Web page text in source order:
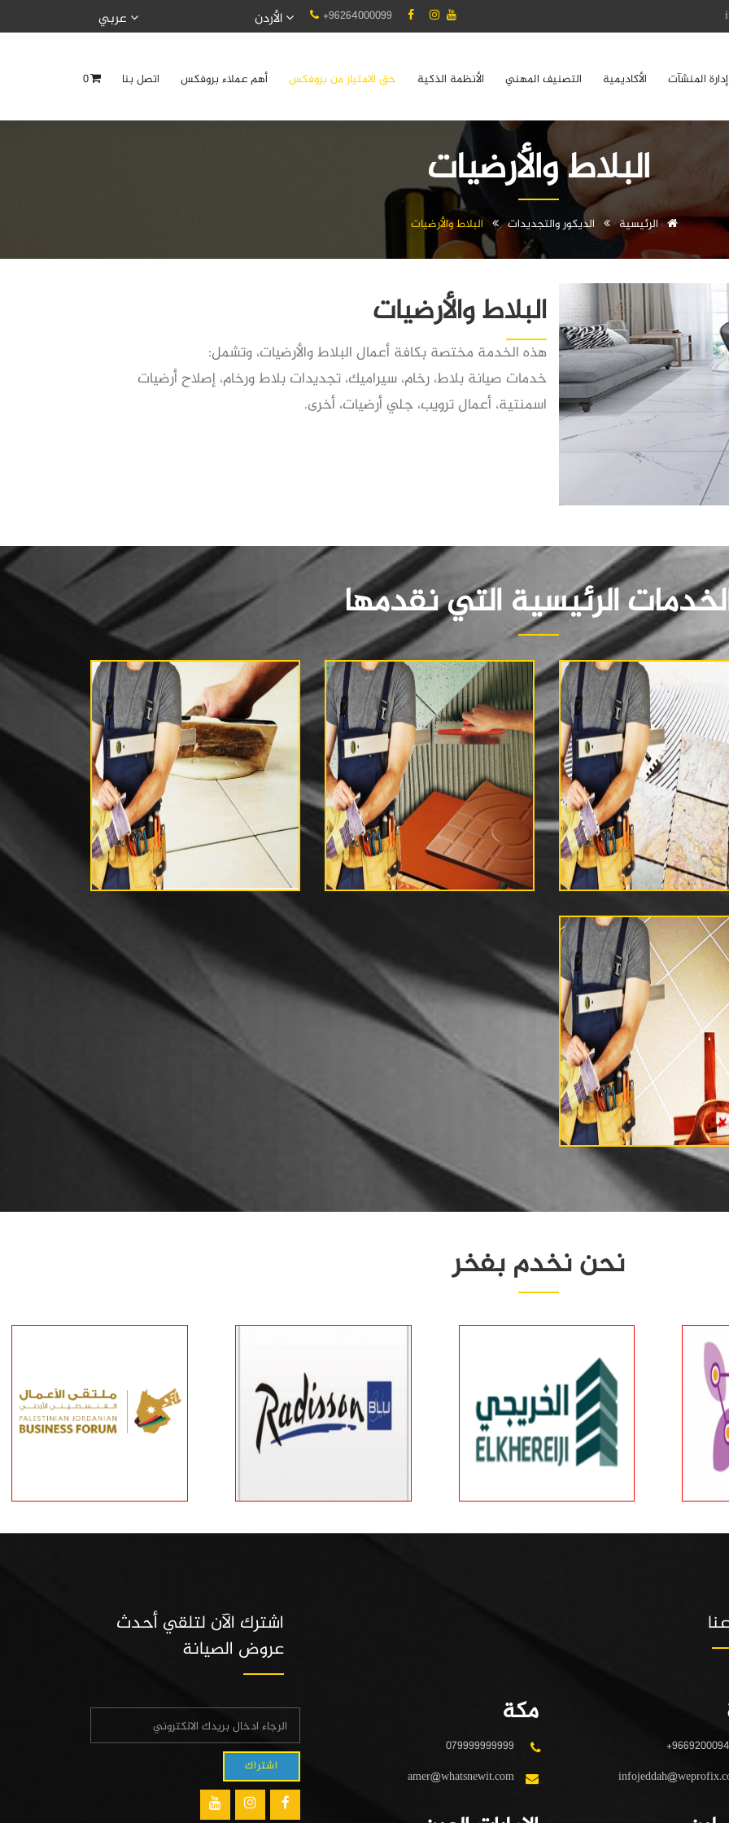
+96264000099
إدارة المنشآت الأكاديمية التصنيف المهني الأنظمة الذكية حق الامتياز من بروفكس أهم عملاء بروفكس اتصل بنا 0
البلاط والأرضيات
الرئيسية الديكور والتجديدات البلاط والأرضيات
البلاط والأرضيات
هذه الخدمة مختصة بكافة أعمال البلاط والأرضيات، وتشمل:
خدمات صيانة بلاط، رخام، سيراميك، تجديدات بلاط ورخام، إصلاح أرضيات
اسمنتية، أعمال ترويب، جلي أرضيات، أخرى.
الرئيسية التي نقدمها
نحن نخدم بفخر
مكة
079999999999
amer@whatsnewit.com
اشترك الآن لتلقي أحدث
عروض الصيانة
اشتراك